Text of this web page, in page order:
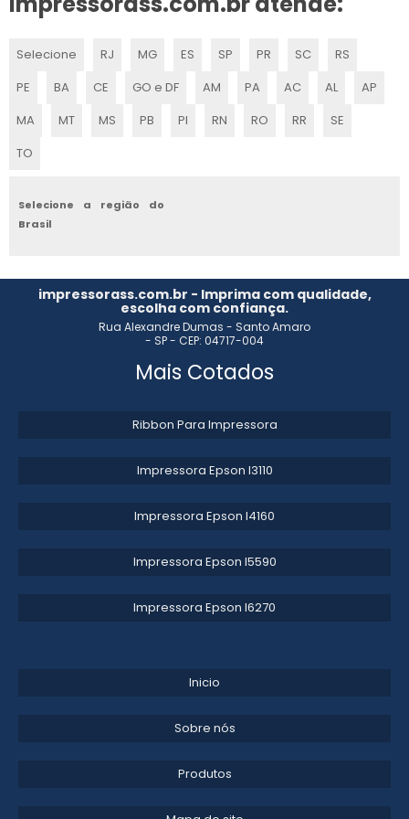
TINTA PAR PNEU EM SP
FORNECEDOR DE TINTA PARA LISTRAR PNEU
TINTA PARA MOLDE DE PNEU
TINTA PARA PNEUS
FORNECEDOR DE TINTA PARA PNEU
TINTA PARA PNEU EM SP
TINTA PARA BANDA DE ROLDAGEM
DISTRIBUIDOR DE TINTA PARA PNEU EM SP
TINTA PARA IMPRESSORA INDUSTRIAL
Selecione RJ MG ES SP PR SC
RS
PE
BA CE GO e DF AM PA AC AL
AP
MA
MT MS PB PI RN RO RR
SE
TO
Selecione a região do
Brasil
impressorass.com.br - Imprima com qualidade,
escolha com confiança.
Rua Alexandre Dumas - Santo Amaro
- SP - CEP: 04717-004
Mais Cotados
Ribbon Para Impressora
Impressora Epson l3110​
Impressora Epson l4160​
Impressora Epson l5590​
Impressora Epson l6270​
Inicio
Sobre nós
Produtos